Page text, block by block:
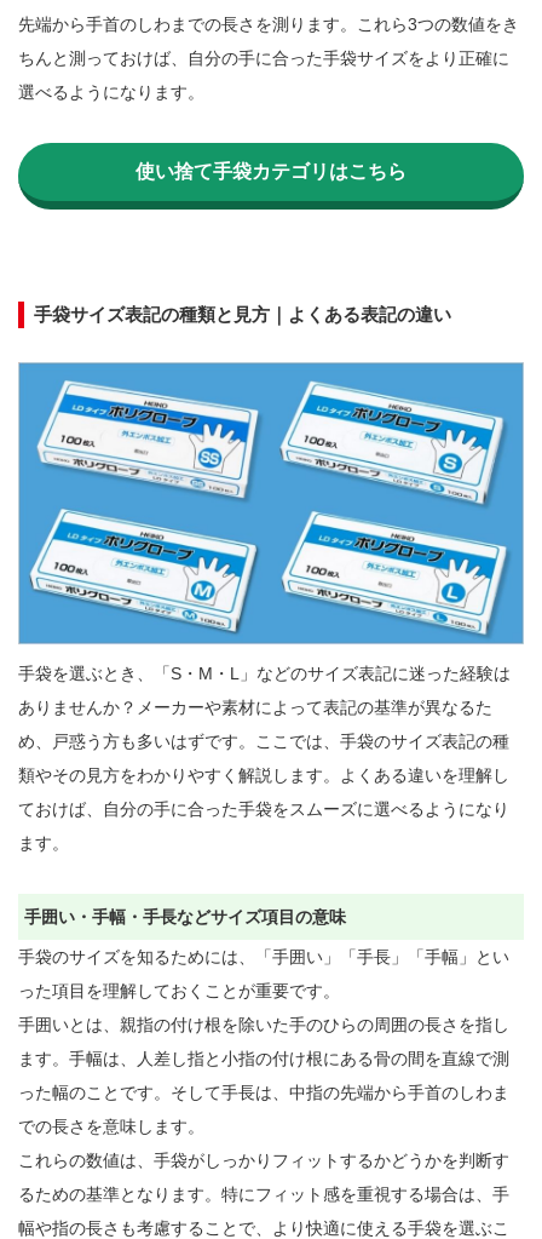
先端から手首のしわまでの長さを測ります。これら3つの数値をき
ちんと測っておけば、自分の手に合った手袋サイズをより正確に
選べるようになります。
使い捨て手袋カテゴリはこちら
手袋サイズ表記の種類と見方｜よくある表記の違い
手袋を選ぶとき、「S・M・L」などのサイズ表記に迷った経験は
ありませんか？メーカーや素材によって表記の基準が異なるた
め、戸惑う方も多いはずです。ここでは、手袋のサイズ表記の種
類やその見方をわかりやすく解説します。よくある違いを理解し
ておけば、自分の手に合った手袋をスムーズに選べるようになり
ます。
手囲い・手幅・手長などサイズ項目の意味
手袋のサイズを知るためには、「手囲い」「手長」「手幅」とい
った項目を理解しておくことが重要です。
手囲いとは、親指の付け根を除いた手のひらの周囲の長さを指し
ます。手幅は、人差し指と小指の付け根にある骨の間を直線で測
った幅のことです。そして手長は、中指の先端から手首のしわま
での長さを意味します。
これらの数値は、手袋がしっかりフィットするかどうかを判断す
るための基準となります。特にフィット感を重視する場合は、手
幅や指の長さも考慮することで、より快適に使える手袋を選ぶこ